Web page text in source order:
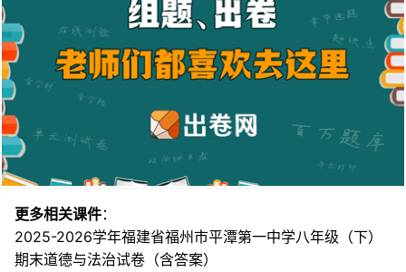
更多相关课件：
2025-2026学年福建省福州市平潭第一中学八年级（下）
期末道德与法治试卷（含答案）